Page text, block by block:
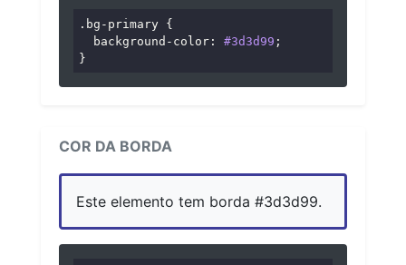
.bg-primary {
background-color : #3d3d99 ;
}
COR DA BORDA
Este elemento tem borda #3d3d99.